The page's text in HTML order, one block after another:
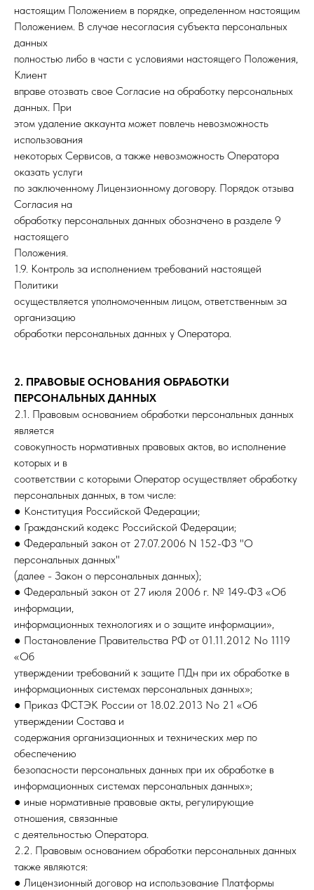
настоящим Положением в порядке, определенном настоящим
Положением. В случае несогласия субъекта персональных
данных
полностью либо в части с условиями настоящего Положения,
Клиент
вправе отозвать свое Согласие на обработку персональных
данных. При
этом удаление аккаунта может повлечь невозможность
использования
некоторых Сервисов, а также невозможность Оператора
оказать услуги
по заключенному Лицензионному договору. Порядок отзыва
Согласия на
обработку персональных данных обозначено в разделе 9
настоящего
Положения.
1.9. Контроль за исполнением требований настоящей
Политики
осуществляется уполномоченным лицом, ответственным за
организацию
обработки персональных данных у Оператора.
2. ПРАВОВЫЕ ОСНОВАНИЯ ОБРАБОТКИ
ПЕРСОНАЛЬНЫХ ДАННЫХ
2.1. Правовым основанием обработки персональных данных
является
совокупность нормативных правовых актов, во исполнение
которых и в
соответствии с которыми Оператор осуществляет обработку
персональных данных, в том числе:
● Конституция Российской Федерации;
● Гражданский кодекс Российской Федерации;
● Федеральный закон от 27.07.2006 N 152-ФЗ "О
персональных данных"
(далее - Закон о персональных данных);
● Федеральный закон от 27 июля 2006 г. № 149-ФЗ «Об
информации,
информационных технологиях и о защите информации»,
● Постановление Правительства РФ от 01.11.2012 No 1119
«Об
утверждении требований к защите ПДн при их обработке в
информационных системах персональных данных»;
● Приказ ФСТЭК России от 18.02.2013 No 21 «Об
утверждении Состава и
содержания организационных и технических мер по
обеспечению
безопасности персональных данных при их обработке в
информационных системах персональных данных»;
● иные нормативные правовые акты, регулирующие
отношения, связанные
с деятельностью Оператора.
2.2. Правовым основанием обработки персональных данных
также являются:
● Лицензионный договор на использование Платформы